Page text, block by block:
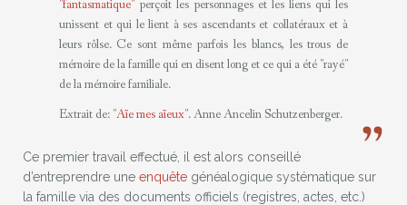
"fantasmatique" perçoit les personnages et les liens qui les
unissent et qui le lient à ses ascendants et collatéraux et à
leurs rôlse. Ce sont même parfois les blancs, les trous de
mémoire de la famille qui en disent long et ce qui a été "rayé"
de la mémoire familiale.
Extrait de: "Aïe mes aïeux". Anne Ancelin Schutzenberger.
Ce premier travail effectué, il est alors conseillé
d’entreprendre une enquête généalogique systématique sur
la famille via des documents officiels (registres, actes, etc.)